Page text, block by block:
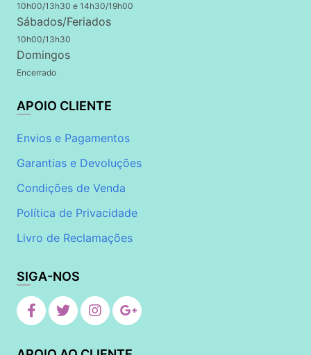
10h00/13h30 e 14h30/19h00
Sábados/Feriados
10h00/13h30
Domingos
Encerrado
APOIO CLIENTE
Envios e Pagamentos
Garantias e Devoluções
Condições de Venda
Política de Privacidade
Livro de Reclamações
SIGA-NOS